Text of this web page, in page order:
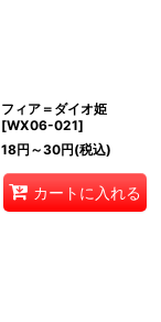
フィア＝ダイオ姫
[WX06-021]
18円 ～30円(税込)
カートに入れる